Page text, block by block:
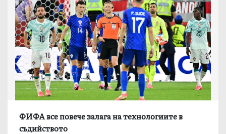
ФИФА все повече залага на технологиите в
съдийството